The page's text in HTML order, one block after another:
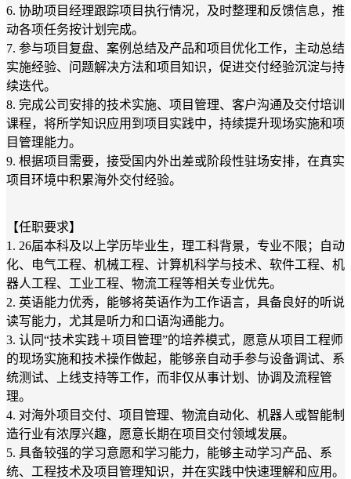
6. 协助项目经理跟踪项目执行情况，及时整理和反馈信息，推
动各项任务按计划完成。
7. 参与项目复盘、案例总结及产品和项目优化工作，主动总结
实施经验、问题解决方法和项目知识，促进交付经验沉淀与持
续迭代。
8. 完成公司安排的技术实施、项目管理、客户沟通及交付培训
课程，将所学知识应用到项目实践中，持续提升现场实施和项
目管理能力。
9. 根据项目需要，接受国内外出差或阶段性驻场安排，在真实
项目环境中积累海外交付经验。
【任职要求】
1. 26届本科及以上学历毕业生，理工科背景，专业不限；自动
化、电气工程、机械工程、计算机科学与技术、软件工程、机
器人工程、工业工程、物流工程等相关专业优先。
2. 英语能力优秀，能够将英语作为工作语言，具备良好的听说
读写能力，尤其是听力和口语沟通能力。
3. 认同“技术实践＋项目管理”的培养模式，愿意从项目工程师
的现场实施和技术操作做起，能够亲自动手参与设备调试、系
统测试、上线支持等工作，而非仅从事计划、协调及流程管
理。
4. 对海外项目交付、项目管理、物流自动化、机器人或智能制
造行业有浓厚兴趣，愿意长期在项目交付领域发展。
5. 具备较强的学习意愿和学习能力，能够主动学习产品、系
统、工程技术及项目管理知识，并在实践中快速理解和应用。